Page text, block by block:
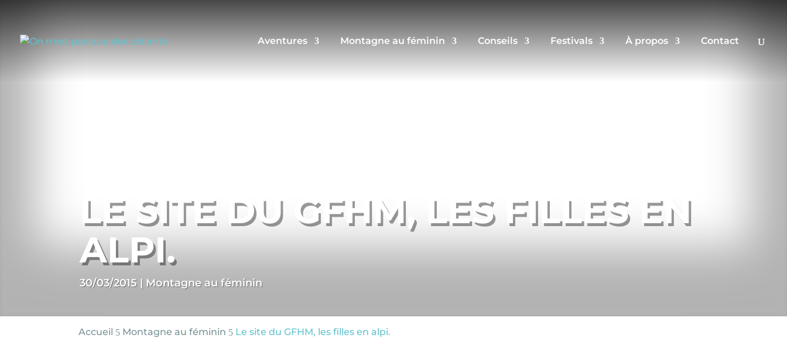
Aventures Montagne au féminin Conseils Festivals À propos Contact
LE SITE DU GFHM, LES FILLES EN
ALPI.
30/03/2015| Montagne au féminin
Accueil 5 Montagne au féminin 5 Le site du GFHM, les filles en alpi.